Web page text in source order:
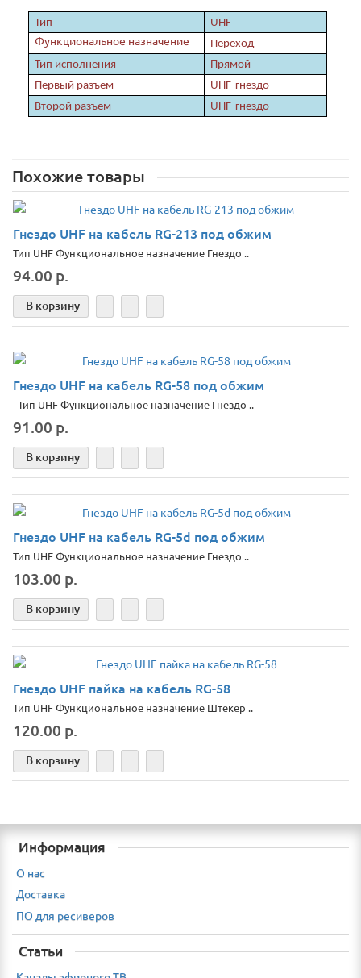
Тип UHF
Функциональное назначение
Переход
Тип исполнения
Прямой
Первый разъем
UHF-гнездо
Второй разъем
UHF-гнездо
Похожие товары
Гнездо UHF на кабель RG-213 под обжим
Тип UHF Функциональное назначение Гнездо ..
94.00 р.
В корзину
Гнездо UHF на кабель RG-58 под обжим
Тип UHF Функциональное назначение Гнездо ..
91.00 р.
В корзину
Гнездо UHF на кабель RG-5d под обжим
Тип UHF Функциональное назначение Гнездо ..
103.00 р.
В корзину
Гнездо UHF пайка на кабель RG-58
Тип UHF Функциональное назначение Штекер ..
120.00 р.
В корзину
Информация
О нас
Доставка
ПО для ресиверов
Статьи